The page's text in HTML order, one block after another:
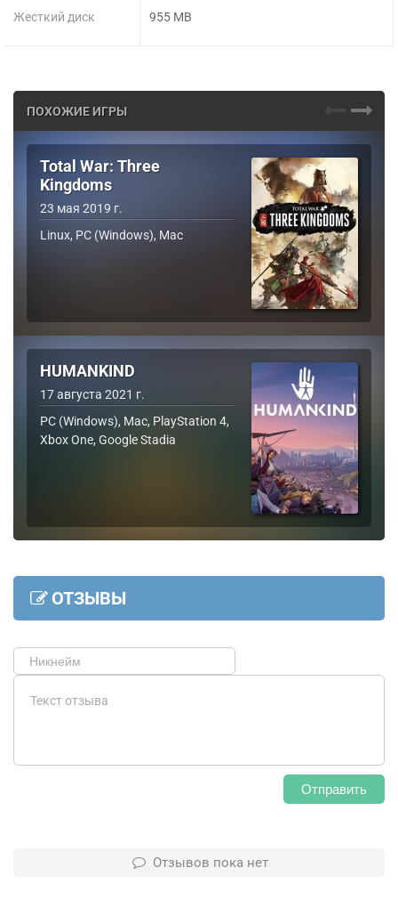
Жесткий диск 955 MB
ПОХОЖИЕ ИГРЫ
Total War: Three
Kingdoms
23 мая 2019 г.
Linux, PC (Windows), Mac
HUMANKIND
17 августа 2021 г.
PC (Windows), Mac, PlayStation 4,
Xbox One, Google Stadia
ОТЗЫВЫ
Отправить
Отзывов пока нет